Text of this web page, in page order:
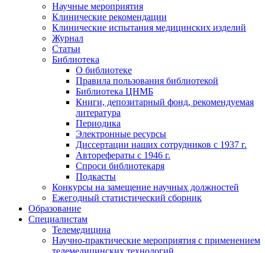
Научные мероприятия
Клинические рекомендации
Клинические испытания медицинских изделий
Журнал
Статьи
Библиотека
О библиотеке
Правила пользования библиотекой
Библиотека ЦНМБ
Книги, депозитарный фонд, рекомендуемая
литература
Периодика
Электронные ресурсы
Диссертации наших сотрудников с 1937 г.
Авторефераты с 1946 г.
Спроси библиотекаря
Подкасты
Конкурсы на замещение научных должностей
Ежегодный статистический сборник
Образование
Специалистам
Телемедицина
Научно-практические мероприятия с применением
телемедицинских технологий